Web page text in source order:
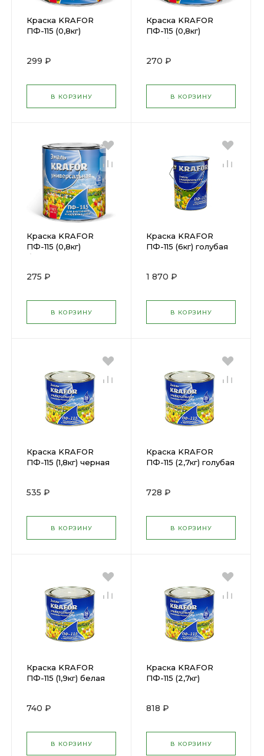
Краска KRAFOR
ПФ-115 (0,8кг)
299 ₽
В КОРЗИНУ
Краска KRAFOR
ПФ-115 (0,8кг)
голубая-светлая
270 ₽
В КОРЗИНУ
Краска KRAFOR
ПФ-115 (0,8кг)
бирюзовая
275 ₽
В КОРЗИНУ
Краска KRAFOR
ПФ-115 (6кг) голубая
1 870 ₽
В КОРЗИНУ
Краска KRAFOR
ПФ-115 (1,8кг) черная
535 ₽
В КОРЗИНУ
Краска KRAFOR
ПФ-115 (2,7кг) голубая
728 ₽
В КОРЗИНУ
Краска KRAFOR
ПФ-115 (1,9кг) белая
740 ₽
В КОРЗИНУ
Краска KRAFOR
ПФ-115 (2,7кг)
818 ₽
В КОРЗИНУ